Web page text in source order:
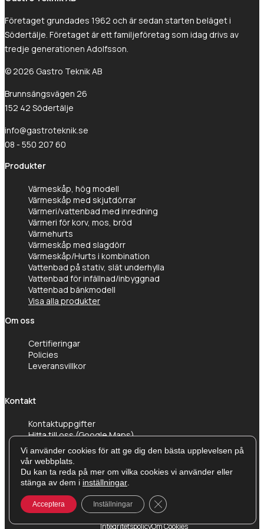
Företaget grundades 1962 och är sedan starten beläget i
Södertälje. Företaget är ett familjeföretag som idag drivs av
tredje generationen Adolfsson.
© 2026 Gastro Teknik AB
Brunnsängsvägen 26
152 42 Södertälje
info@gastroteknik.se
08 - 550 207 60
Produkter
Värmeskåp, hög modell
Värmeskåp med skjutdörrar
Värmeri/vattenbad med inredning
Värmeri för korv, mos, bröd
Värmehurts
Värmeskåp med slagdörr
Värmeskåp/Hurts i kombination
Vattenbad på stativ, slät underhylla
Vattenbad för infällnad/inbyggnad
Vattenbad bänkmodell
Visa alla produkter
Om oss
Certifieringar
Policies
Leveransvillkor
Kontakt
Kontaktuppgifter
Hitta till oss (Google Maps)
IntegritetspolicyOm Cookies
Vi använder cookies för att ge dig den bästa upplevelsen på
vår webbplats.
Du kan ta reda på mer om vilka cookies vi använder eller
stänga av dem i inställningar
Acceptera Inställningar Close GDPR Cookie Banner